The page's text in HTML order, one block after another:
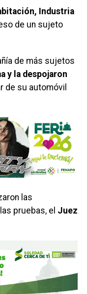
Industria
de un sujeto
de más sujetos
y la despojaron
de su automóvil
las
pruebas, el Juez